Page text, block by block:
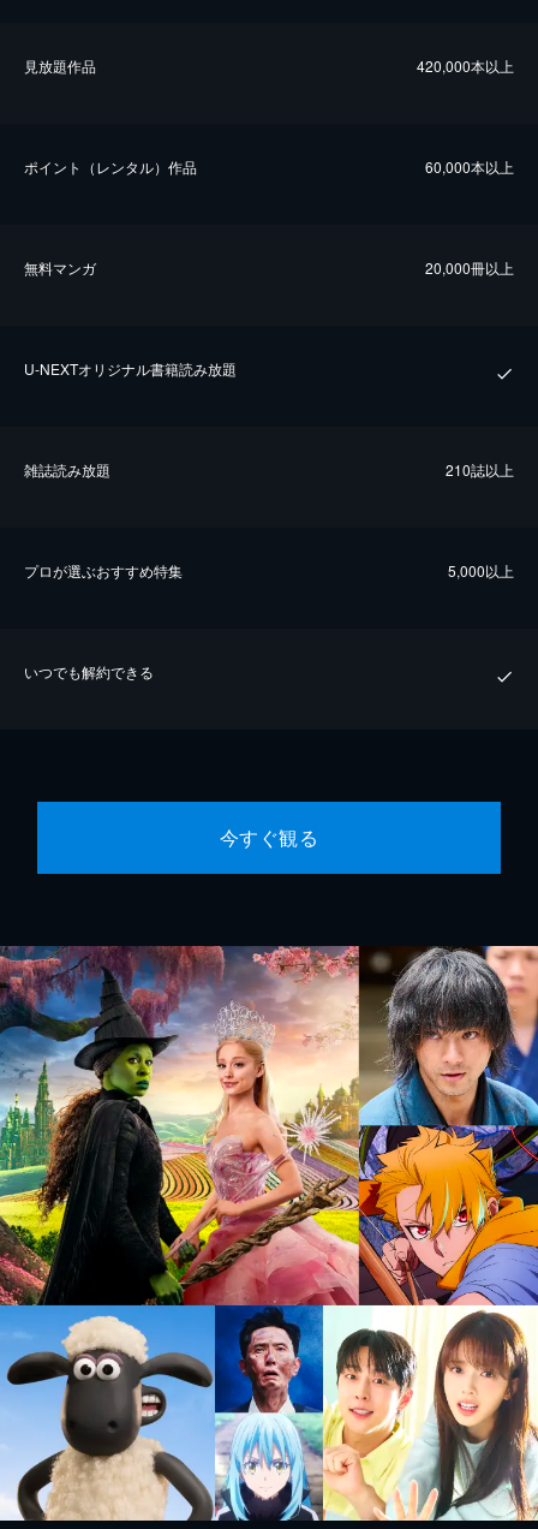
⾒放題作品 420,000本以上
ポイント（レンタル）作品 60,000本以上
無料マンガ 20,000冊以上
U-NEXTオリジナル書籍読み放題
雑誌読み放題 210誌以上
プロが選ぶおすすめ特集 5,000以上
いつでも解約できる
今すぐ観る